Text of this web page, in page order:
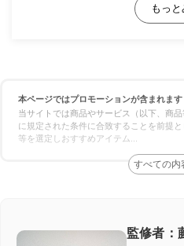
リモコンのリセット
エラーコードの確認と対処
自己判断での分解・改造は絶
本ページではプロモーションが含まれます
当サイトでは商品やサービス（以下、商
に規定された条件に合致することを前提
等を選定しおすすめアイテム
監修者：